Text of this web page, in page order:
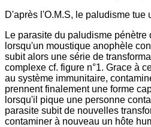
D'après l'O.M.S, le paludisme tue
Le parasite du paludisme
lorsqu'un moustique anophèle
subit alors une série de
complexe cf. figure n°1. Grace à
au système immunitaire,
prennent finalement une forme
lorsqu'il pique une personne
parasite subit de nouvelles
contaminer à nouveau un hôte